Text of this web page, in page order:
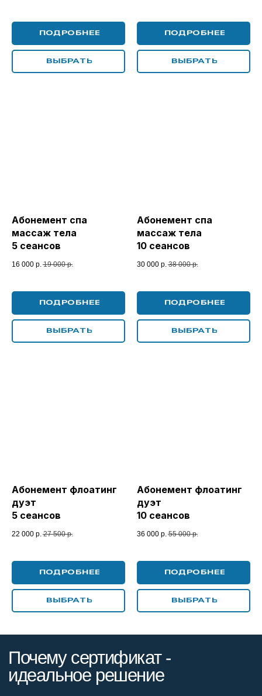
ПОДРОБНЕЕ
ВЫБРАТЬ
ПОДРОБНЕЕ
ВЫБРАТЬ
Абонемент спа
массаж тела
5 сеансов
16 000 р. 19 000 р.
ПОДРОБНЕЕ
ВЫБРАТЬ
Абонемент спа
массаж тела
10 сеансов
30 000 р. 38 000 р.
ПОДРОБНЕЕ
ВЫБРАТЬ
Абонемент флоатинг
дуэт
5 сеансов
22 000 р. 27 500 р.
ПОДРОБНЕЕ
ВЫБРАТЬ
Абонемент флоатинг
дуэт
10 сеансов
36 000 р. 55 000 р.
ПОДРОБНЕЕ
ВЫБРАТЬ